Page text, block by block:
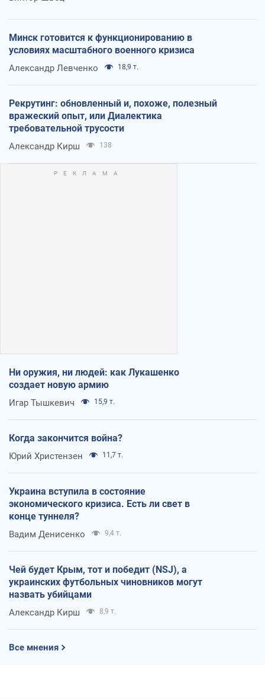
Минск готовится к функционированию в
условиях масштабного военного кризиса
Александр Левченко 18,9 т.
Рекрутинг: обновленный и, похоже, полезный
вражеский опыт, или Диалектика
требовательной трусости
Александр Кирш 138
Ни оружия, ни людей: как Лукашенко
создает новую армию
Игар Тышкевич 15,9 т.
Когда закончится война?
Юрий Христензен 11,7 т.
Украина вступила в состояние
экономического кризиса. Есть ли свет в
конце туннеля?
Вадим Денисенко 9,4 т.
Чей будет Крым, тот и победит (NSJ), а
украинских футбольных чиновников могут
назвать убийцами
Александр Кирш 8,9 т.
Все мнения